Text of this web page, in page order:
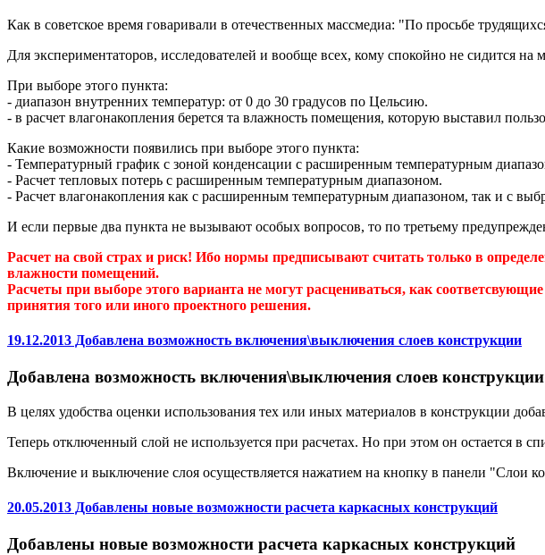
Как в советское время говаривали в отечественных массмедиа: "По просьбе
Для экспериментаторов, исследователей и вообще всех, кому спокойно не сидится
При выборе этого пункта:
- диапазон внутренних температур: от 0 до 30 градусов по Цельсию.
- в расчет влагонакопления берется та влажность помещения, которую выставил
Какие возможности появились при выборе этого пункта:
- Температурный график с зоной конденсации с расширенным температурным
- Расчет тепловых потерь с расширенным температурным диапазоном.
- Расчет влагонакопления как с расширенным температурным диапазоном, так и с
И если первые два пункта не вызывают особых вопросов, то по третьему
Расчет на свой страх и риск! Ибо нормы предписывают считать только в
влажности помещений.
Расчеты при выборе этого варианта не могут расцениваться, как
принятия того или иного проектного решения.
19.12.2013 Добавлена возможность включения\выключения слоев конструкции
Добавлена возможность включения\выключения слоев конструкции
В целях удобства оценки использования тех или иных материалов в конструкции
Теперь отключенный слой не используется при расчетах. Но при этом он остается в
Включение и выключение слоя осуществляется нажатием на кнопку в панели "Слои
20.05.2013 Добавлены новые возможности расчета каркасных конструкций
Добавлены новые возможности расчета каркасных конструкций